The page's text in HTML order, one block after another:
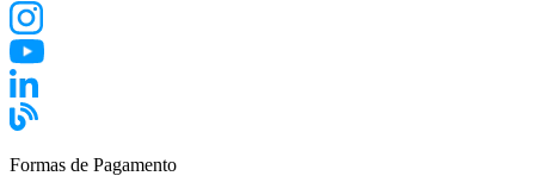
Formas de Pagamento